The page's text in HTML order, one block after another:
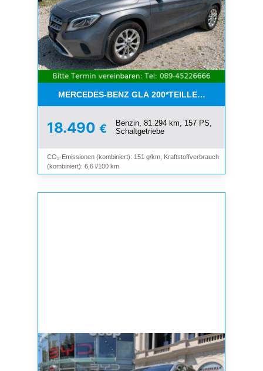
MERCEDES-BENZ GLA
18.490 €
Benzin, 81.294 km, 157 PS,
Schaltgetriebe
CO₂-Emissionen (kombiniert): 151 g/km, Kraftstoffverbrauch
(kombiniert): 6,6 l/100 km